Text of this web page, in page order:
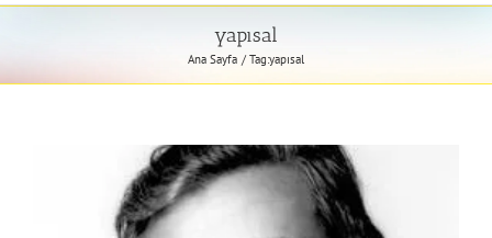
yapısal
Ana Sayfa Tag:yapısal